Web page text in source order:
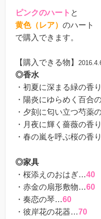
ピンクのハート と
黄色（レア） のハート
で購入できます。
【購入できる物】
◎香水
・初夏に深まる緑の香
・陽炎にゆらめく百合
・夕刻に匂い立つ芍薬
・月夜に輝く薔薇の香
・春の嵐を呼ぶ桜の香
◎家具
・桜添えのおはぎ…40
・赤金の扇形敷物…60
・奏恋の琴…60
・彼岸花の花器…70